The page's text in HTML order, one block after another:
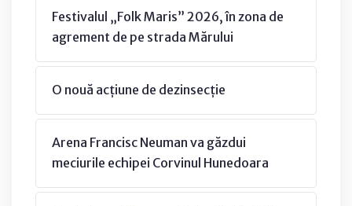
Festivalul „Folk Maris” 2026, în zona de
agrement de pe strada Mărului
O nouă acțiune de dezinsecție
Arena Francisc Neuman va găzdui
meciurile echipei Corvinul Hunedoara